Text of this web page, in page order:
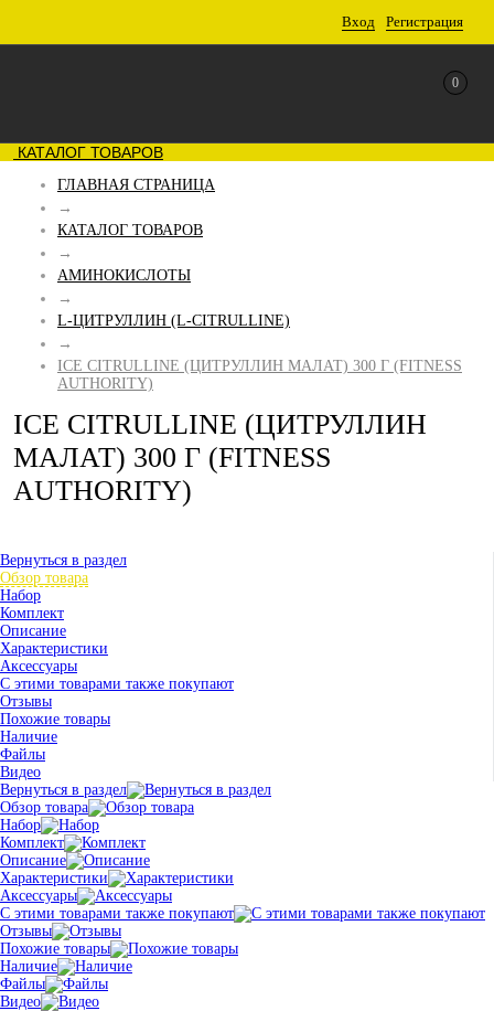
Вход Регистрация
0
КАТАЛОГ ТОВАРОВ
ГЛАВНАЯ СТРАНИЦА
→
КАТАЛОГ ТОВАРОВ
→
АМИНОКИСЛОТЫ
→
L-ЦИТРУЛЛИН (L-CITRULLINE)
→
ICE CITRULLINE (ЦИТРУЛЛИН МАЛАТ) 300 Г (FITNESS
AUTHORITY)
ICE CITRULLINE (ЦИТРУЛЛИН
МАЛАТ) 300 Г (FITNESS
AUTHORITY)
Вернуться в раздел
Обзор товара
Набор
Комплект
Описание
Характеристики
Аксессуары
С этими товарами также покупают
Отзывы
Похожие товары
Наличие
Файлы
Видео
Вернуться в раздел
Обзор товара
Набор
Комплект
Описание
Характеристики
Аксессуары
С этими товарами также покупают
Отзывы
Похожие товары
Наличие
Файлы
Видео